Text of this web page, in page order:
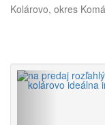
Kolárovo, okres
Späť